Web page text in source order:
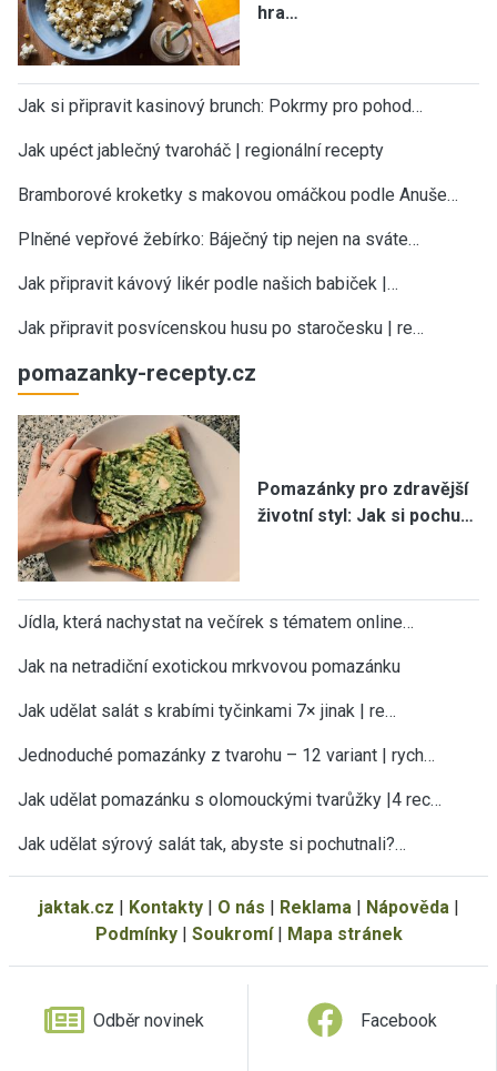
hra…
Jak si připravit kasinový brunch: Pokrmy pro pohod…
Jak upéct jablečný tvaroháč | regionální recepty
Bramborové kroketky s makovou omáčkou podle Anuše…
Plněné vepřové žebírko: Báječný tip nejen na sváte…
Jak připravit kávový likér podle našich babiček |…
Jak připravit posvícenskou husu po staročesku | re…
pomazanky-recepty.cz
Pomazánky pro zdravější
životní styl: Jak si pochu…
Jídla, která nachystat na večírek s tématem online…
Jak na netradiční exotickou mrkvovou pomazánku
Jak udělat salát s krabími tyčinkami 7× jinak | re…
Jednoduché pomazánky z tvarohu – 12 variant | rych…
Jak udělat pomazánku s olomouckými tvarůžky |4 rec…
Jak udělat sýrový salát tak, abyste si pochutnali?…
jaktak.cz | Kontakty| O nás | Reklama | Nápověda |
Podmínky| Soukromí| Mapa stránek
Odběr novinek Facebook